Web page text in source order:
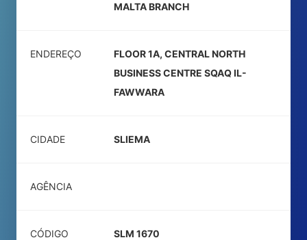
MALTA BRANCH
ENDEREÇO
FLOOR 1A, CENTRAL NORTH
BUSINESS CENTRE SQAQ IL-
FAWWARA
CIDADE SLIEMA
AGÊNCIA
CÓDIGO
SLM 1670